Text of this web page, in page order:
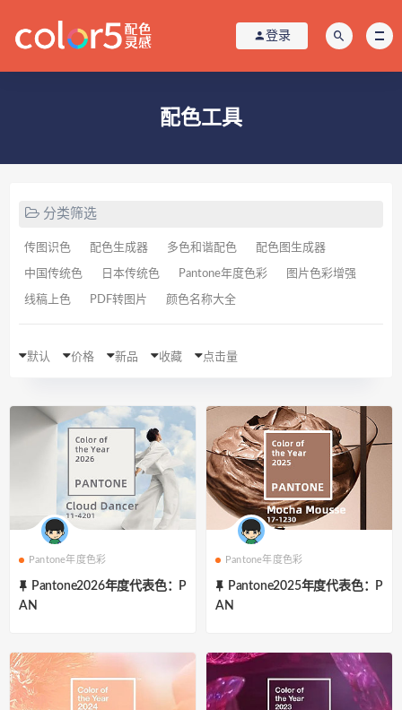
登录
配色工具
分类筛选
传图识色 配色生成器 多色和谐配色 配色图生成器
中国传统色 日本传统色 Pantone年度色彩 图片色彩增强
线稿上色 PDF转图片 颜色名称大全
默认 价格 新品 收藏 点击量
Pantone年度色彩
Pantone2026年度代表色：P
AN
Pantone年度色彩
Pantone2025年度代表色：P
AN